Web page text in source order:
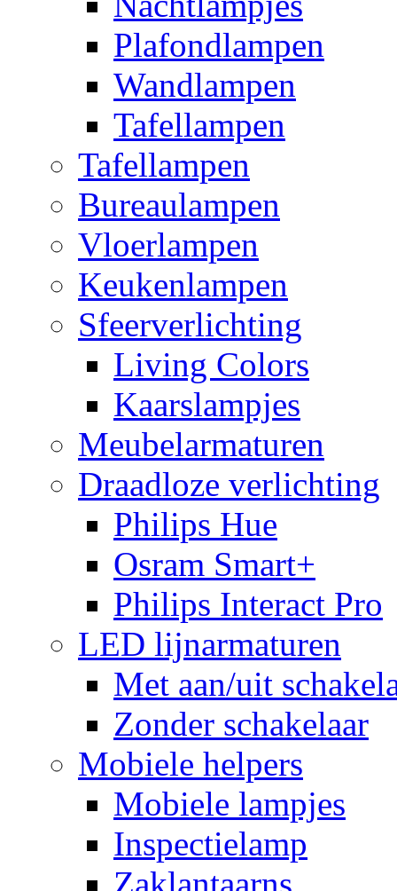
Plafondlampen
Wandlampen
Tafellampen
Tafellampen
Bureaulampen
Vloerlampen
Keukenlampen
Sfeerverlichting
Living Colors
Kaarslampjes
Meubelarmaturen
Draadloze verlichting
Philips Hue
Osram Smart+
Philips Interact Pro
LED lijnarmaturen
Met aan/uit
Zonder schakelaar
Mobiele helpers
Mobiele lampjes
Inspectielamp
Zaklantaarns